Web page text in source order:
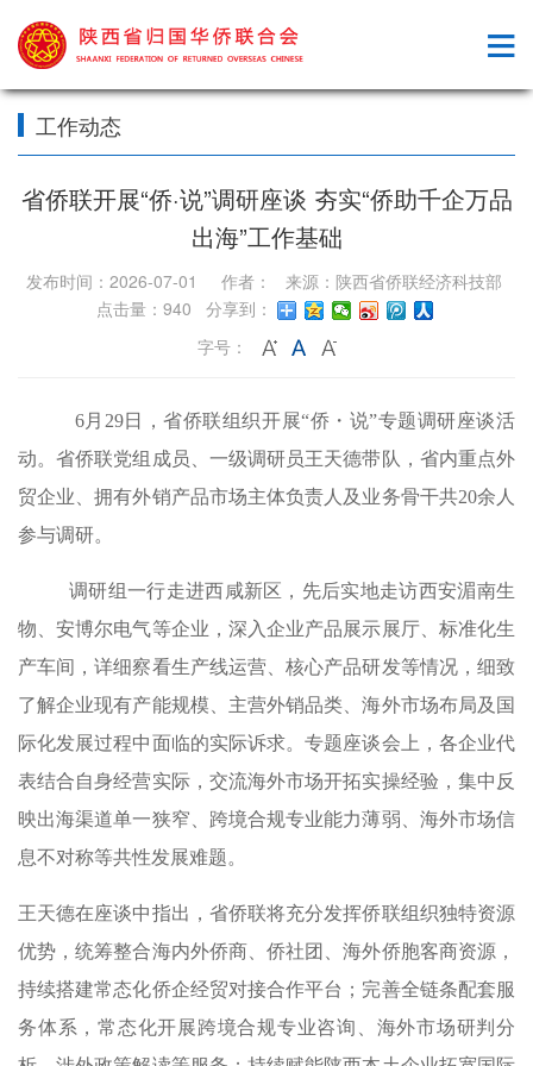
工作动态
省侨联开展“侨·说”调研座谈 夯实“侨助千企万品
出海”工作基础
发布时间：2026-07-01 作者： 来源：陕西省侨联经济科技部
点击量：940 分享到：
字号：
6月29日，省侨联组织开展“侨・说”专题调研座谈活
动。省侨联党组成员、一级调研员王天德带队，省内重点外
贸企业、拥有外销产品市场主体负责人及业务骨干共20余人
参与调研。
调研组一行走进西咸新区，先后实地走访西安湄南生
物、安博尔电气等企业，深入企业产品展示展厅、标准化生
产车间，详细察看生产线运营、核心产品研发等情况，细致
了解企业现有产能规模、主营外销品类、海外市场布局及国
际化发展过程中面临的实际诉求。专题座谈会上，各企业代
表结合自身经营实际，交流海外市场开拓实操经验，集中反
映出海渠道单一狭窄、跨境合规专业能力薄弱、海外市场信
息不对称等共性发展难题。
王天德在座谈中指出，省侨联将充分发挥侨联组织独特资源
优势，统筹整合海内外侨商、侨社团、海外侨胞客商资源，
持续搭建常态化侨企经贸对接合作平台；完善全链条配套服
务体系，常态化开展跨境合规专业咨询、海外市场研判分